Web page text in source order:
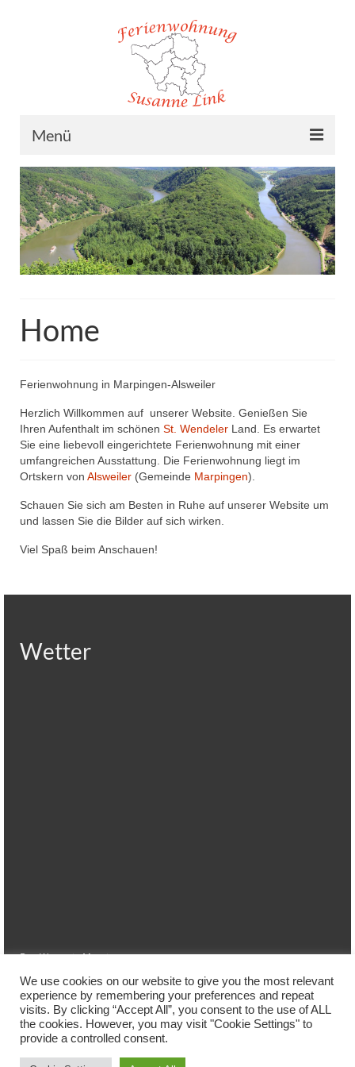
Menü
Home
Ferienwohnung
Lage
Preise
Kontakt/Impressum
Home
Ferienwohnung in Marpingen-Alsweiler
Herzlich Willkommen auf unserer Website. Genießen Sie
Ihren Aufenthalt im schönen St. Wendeler Land. Es erwartet
Sie eine liebevoll eingerichtete Ferienwohnung mit einer
umfangreichen Ausstattung. Die Ferienwohnung liegt im
Ortskern von Alsweiler (Gemeinde Marpingen).
Schauen Sie sich am Besten in Ruhe auf unserer Website um
und lassen Sie die Bilder auf sich wirken.
Viel Spaß beim Anschauen!
Wetter
Das Wetter in Marpingen
Home Ferienwohnung Lage Preise Buchung
Kontakt/Impressum
Datenschutzerklärung
© 2026 Ferienwohnung Susanne Link im Saarland - WordPress Theme by
We use cookies on our website to give you the most relevant
experience by remembering your preferences and repeat
visits. By clicking “Accept All”, you consent to the use of ALL
the cookies. However, you may visit "Cookie Settings" to
provide a controlled consent.